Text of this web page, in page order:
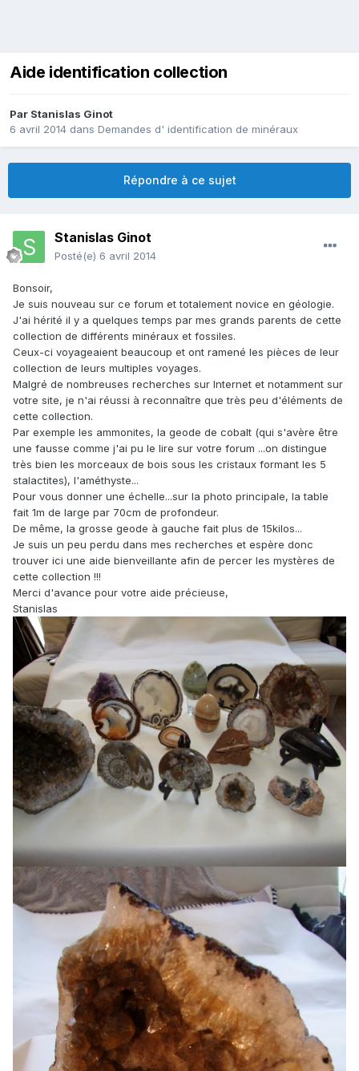
Aide identification collection
Par Stanislas Ginot
6 avril 2014 dans Demandes d' identification de minéraux
Répondre à ce sujet
Stanislas Ginot
Posté(e) 6 avril 2014
Bonsoir,
Je suis nouveau sur ce forum et totalement novice en géologie.
J'ai hérité il y a quelques temps par mes grands parents de cette
collection de différents minéraux et fossiles.
Ceux-ci voyageaient beaucoup et ont ramené les pièces de leur
collection de leurs multiples voyages.
Malgré de nombreuses recherches sur Internet et notamment sur
votre site, je n'ai réussi à reconnaître que très peu d'éléments de
cette collection.
Par exemple les ammonites, la geode de cobalt (qui s'avère être
une fausse comme j'ai pu le lire sur votre forum ...on distingue
très bien les morceaux de bois sous les cristaux formant les 5
stalactites), l'améthyste...
Pour vous donner une échelle...sur la photo principale, la table
fait 1m de large par 70cm de profondeur.
De même, la grosse geode à gauche fait plus de 15kilos...
Je suis un peu perdu dans mes recherches et espère donc
trouver ici une aide bienveillante afin de percer les mystères de
cette collection !!!
Merci d'avance pour votre aide précieuse,
Stanislas